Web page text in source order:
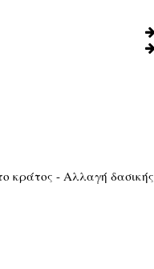
κράτος - Αλλαγή δασικής